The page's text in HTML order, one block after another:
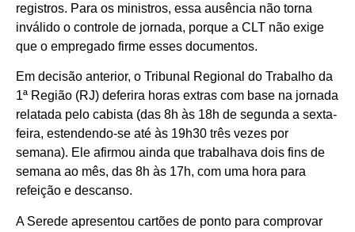
registros. Para os ministros, essa ausência não torna
inválido o controle de jornada, porque a CLT não exige
que o empregado firme esses documentos.
Em decisão anterior, o Tribunal Regional do Trabalho da
1ª Região (RJ) deferira horas extras com base na jornada
relatada pelo cabista (das 8h às 18h de segunda a sexta-
feira, estendendo-se até às 19h30 três vezes por
semana). Ele afirmou ainda que trabalhava dois fins de
semana ao mês, das 8h às 17h, com uma hora para
refeição e descanso.
A Serede apresentou cartões de ponto para comprovar